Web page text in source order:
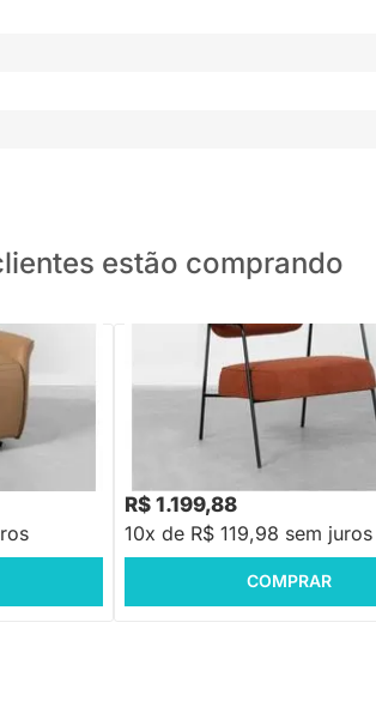
estão comprando
PRONTA ENTREGA
Poltrona Hall Botonê - Terracota
R$ 1.199,88
10x de R$ 119,98 sem juros
COMPRAR